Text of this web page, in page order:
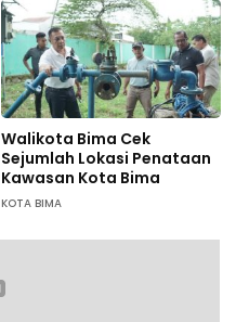
Walikota Bima Cek
Sejumlah Lokasi Penataan
Kawasan Kota Bima
KOTA BIMA